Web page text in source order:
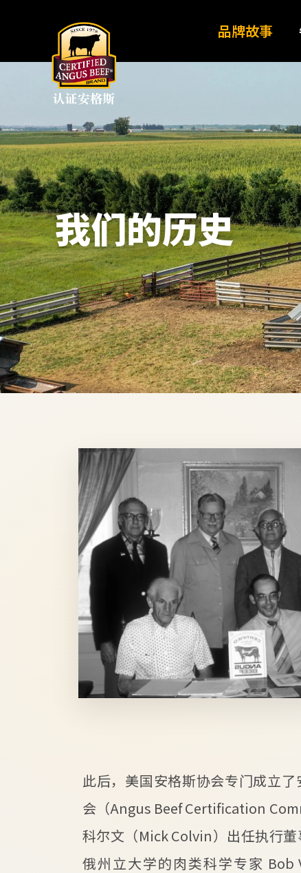
品牌故事
我们的历史
此后，美国安格斯协会专门成立了
会（Angus Beef Certification
科尔文（Mick Colvin）出任执行
俄州立大学的肉类科学专家 Bob